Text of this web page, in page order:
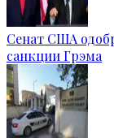
Сенат США
санкции Грэма